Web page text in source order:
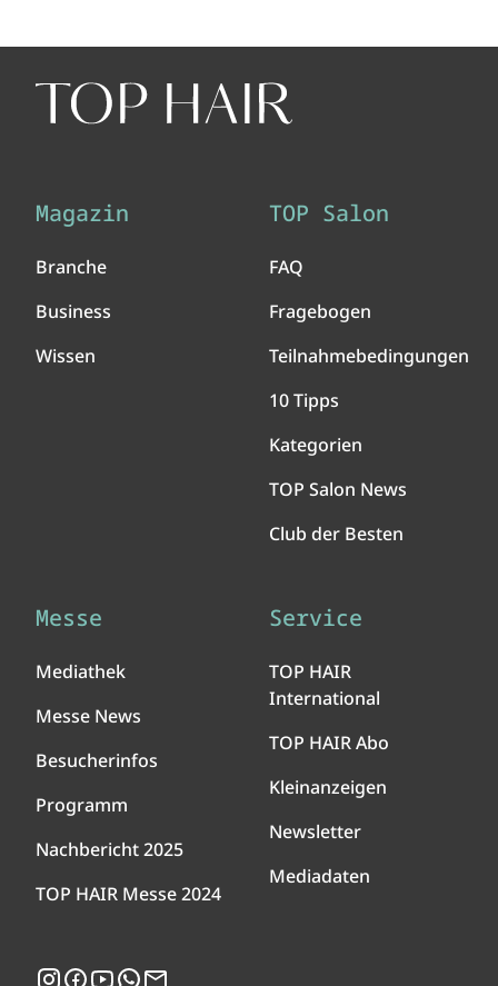
Magazin
Branche
Business
Wissen
TOP Salon
FAQ
Fragebogen
Teilnahmebedingungen
10 Tipps
Kategorien
TOP Salon News
Club der Besten
Messe
Mediathek
Messe News
Besucherinfos
Programm
Nachbericht 2025
TOP HAIR Messe 2024
Service
TOP HAIR
International
TOP HAIR Abo
Kleinanzeigen
Newsletter
Mediadaten
Instagram
Facebook
YouTubeWhatsApp